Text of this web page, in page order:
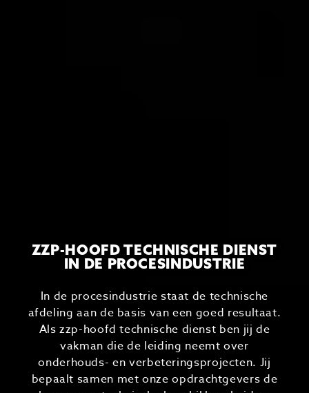
ZZP-HOOFD TECHNISCHE DIENST
IN DE PROCESINDUSTRIE
In de procesindustrie staat de technische
afdeling aan de basis van een goed resultaat.
Als zzp-hoofd technische dienst ben jij de
vakman die de leiding neemt over
onderhouds- en verbeteringsprojecten. Jij
bepaalt samen met onze opdrachtgevers de